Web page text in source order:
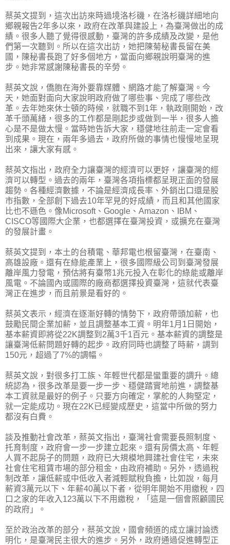
蔡英文提到，這次出訪來時過境洛杉磯，在洛杉磯詳細地向
鄉親報告2年多以來，政府在改革與建設上，為臺灣做出的成
績。很多人聽了覺得很感動，臺灣的許多成績及改變，是他
們第一次聽到。所以在這次出訪，她把陳菊秘書長留在美
國，陳秘書長跑了好多個地方，當面向鄉親說明臺灣的進
步。她非常感謝陳秘書長的辛勞。
蔡英文說，僑胞在海外要靠媒體、網路才能了解臺灣。今
天，她面對面向大家說明政府做了哪些事、完成了哪些改
革。去年她來休士頓的時候，就職不到1年，執政剛開始，改
革千頭萬緒，很多的工作都是剛起步或做到一半，很多人擔
心是不是做太慢。當時她告訴大家，穩健地往前走一定會看
到成果。現在，兩年多過去，政府所做的事情也慢慢地呈現
出來，讓大家有感。
蔡英文指出，政府全力讓臺灣的經濟可以更好，讓臺灣的經
濟可以轉型。過去的兩年，臺灣各項指標都呈現正面的發展
趨勢。各種經濟數據，不論是經濟成長率、外銷出口還是股
市指數，全部創下過去10年罕見的好成績，而且和其他國家
比也不遜色。像Microsoft、Google、Amazon、IBM、
CISCO等國際大企業，也都選擇在臺灣投資，或擴充在臺灣
的發展計畫。
蔡英文提到，本土的台積電、華邦電也根留臺灣，在臺南、
高雄設廠。還有在綠能產業上，很多國際級公司到臺灣發展
離岸風力發電，預估將有臺幣1兆元投入在彰化的綠能或離岸
風電。不論國內或國際的廠商都選擇投資臺灣，這就代表臺
灣正在進步，而且前景是看好的。
蔡英文表示，經濟在逐漸好轉的情勢下，政府帶頭加薪，也
鼓勵民間企業加薪，並且調整基本工資。明年1月1日開始，
基本薪資即將從22K調整到2萬3千1百元。基本薪資的調整是
讓臺灣低薪問題好轉的起步。政府同時也調整了時薪，調到
150元，超過了7%的調幅。
蔡英文說，對很多打工族、年輕世代都是蠻重要的調升。總
統認為，很多改革是要一步一步、穩健踏實地前進，調整基
本工資就是最好的例子。只要方向確定，掌舵的人夠堅定，
就一定能成功。現在22K已經變成歷史，這當中所做的努力
都沒有白費。
談及推動社會改革，蔡英文指出，臺灣社會需要長照制度、
托育制度，政府會一步一步建立起來。還有房價太高、年輕
人買不起房子的問題，政府已大規模地興建社會住宅，未來
社會住宅租賃市場的部分租金，由政府補助。另外，透過稅
制改革，讓低薪或中低收入者減輕賦稅負擔，比如說，每月
薪資3萬元以下、年薪40萬以下者，從明年開始不用繳稅，四
口之家的年收入123萬以下不用繳稅，「這是一個會照顧國民
的政府」。
至於政治改革的部分，蔡英文說，國會頻道的成立讓討論透
明化，是臺灣民主很大的進步。另外，政府通過促進轉型正